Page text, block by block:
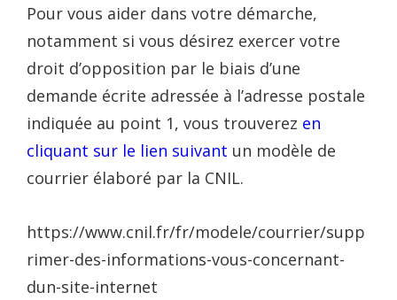
Pour vous aider dans votre démarche,
notamment si vous désirez exercer votre
droit d’opposition par le biais d’une
demande écrite adressée à l’adresse postale
indiquée au point 1, vous trouverez en
cliquant sur le lien suivant un modèle de
courrier élaboré par la CNIL.
https://www.cnil.fr/fr/modele/courrier/supp
rimer-des-informations-vous-concernant-
dun-site-internet